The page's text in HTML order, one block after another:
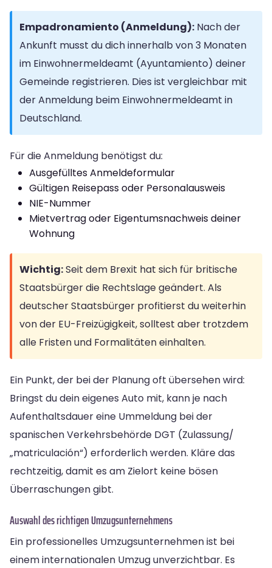
Empadronamiento (Anmeldung): Nach der
Ankunft musst du dich innerhalb von 3 Monaten
im Einwohnermeldeamt (Ayuntamiento) deiner
Gemeinde registrieren. Dies ist vergleichbar mit
der Anmeldung beim Einwohnermeldeamt in
Deutschland.
Für die Anmeldung benötigst du:
Ausgefülltes Anmeldeformular
Gültigen Reisepass oder Personalausweis
NIE-Nummer
Mietvertrag oder Eigentumsnachweis deiner
Wohnung
Wichtig:Seit dem Brexit hat sich für britische
Staatsbürger die Rechtslage geändert. Als
deutscher Staatsbürger profitierst du weiterhin
von der EU-Freizügigkeit, solltest aber trotzdem
alle Fristen und Formalitäten einhalten.
Ein Punkt, der bei der Planung oft übersehen wird:
Bringst du dein eigenes Auto mit, kann je nach
Aufenthaltsdauer eine Ummeldung bei der
spanischen Verkehrsbehörde DGT (Zulassung/
„matriculación“) erforderlich werden. Kläre das
rechtzeitig, damit es am Zielort keine bösen
Überraschungen gibt.
Auswahl des richtigen Umzugsunternehmens
Ein professionelles Umzugsunternehmen ist bei
einem internationalen Umzug unverzichtbar. Es